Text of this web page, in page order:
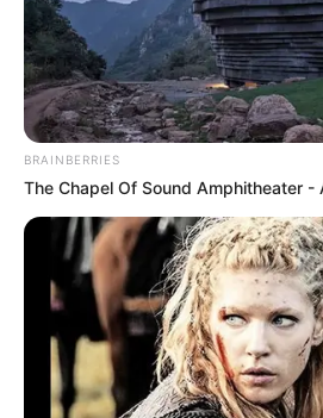
BRAINBERRIES
The Chapel Of Sound Amphitheater